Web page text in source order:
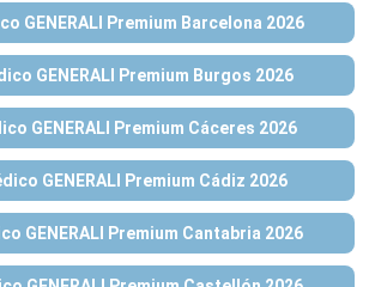
GENERALI Premium Barcelona 2026
GENERALI Premium Burgos 2026
GENERALI Premium Cáceres 2026
GENERALI Premium Cádiz 2026
GENERALI Premium Cantabria 2026